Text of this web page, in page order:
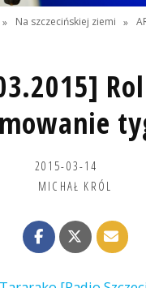
» Na szczecińskiej ziemi »
2015-03-14
MICHAŁ KRÓL